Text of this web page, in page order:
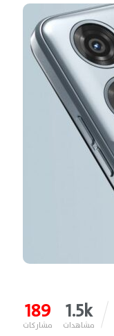
189
مشاركات 1.5k
مشاهدات